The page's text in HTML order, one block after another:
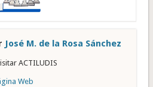
José M. de la Rosa Sánchez
ACTILUDIS
Web